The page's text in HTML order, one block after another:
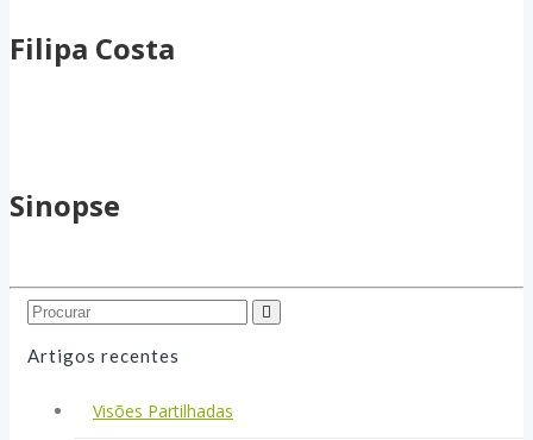
Filipa Costa
Sinopse
Search...
Artigos recentes
Visões Partilhadas